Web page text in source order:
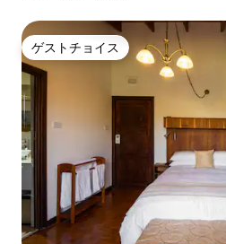
ゲストチョイス
ゲストチョイス